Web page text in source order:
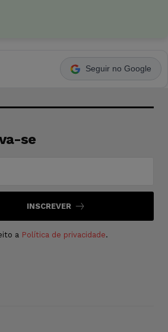
Seguir no Google
se
INSCREVER
a Política de privacidade.